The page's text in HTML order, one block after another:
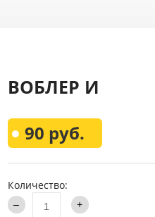
Всё
Каталог
ВОБЛЕР И
90 руб.
Количество: